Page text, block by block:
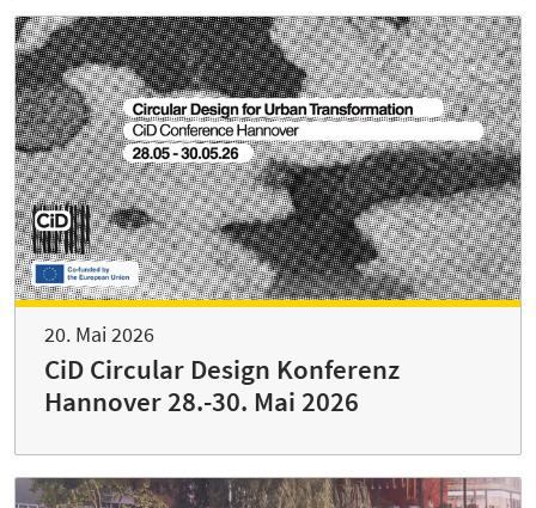
20. Mai 2026
CiD Circular Design Konferenz
Hannover 28.-30. Mai 2026